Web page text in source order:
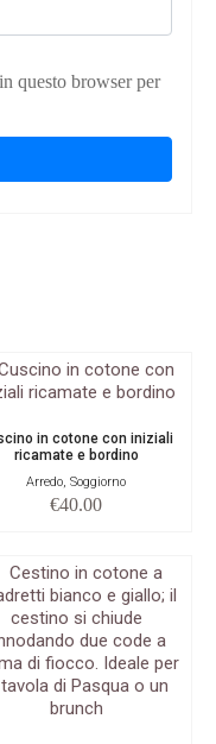
questo browser per
in cotone con iniziali
ricamate e bordino
Arredo, Soggiorno
€40.00